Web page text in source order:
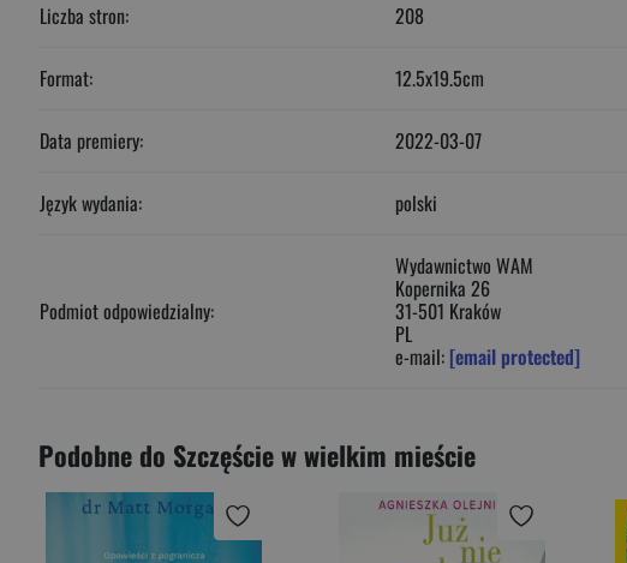
Liczba stron: 208
Format: 12.5x19.5cm
Data premiery: 2022-03-07
Język wydania: polski
Podmiot odpowiedzialny:
Wydawnictwo WAM
Kopernika 26
31-501 Kraków
PL
e-mail: [email protected]
Podobne do Szczęście w wielkim mieście